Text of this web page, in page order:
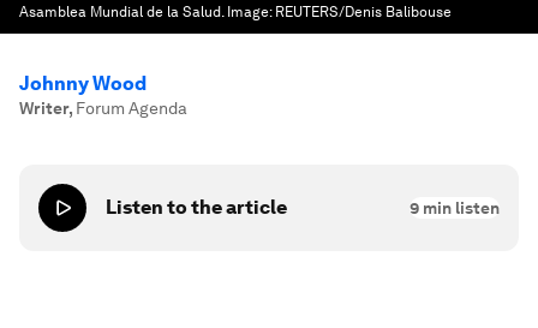
Asamblea Mundial de la Salud. Image: REUTERS/Denis Balibouse
Johnny Wood
Writer, Forum Agenda
Listen to the article 9 min listen